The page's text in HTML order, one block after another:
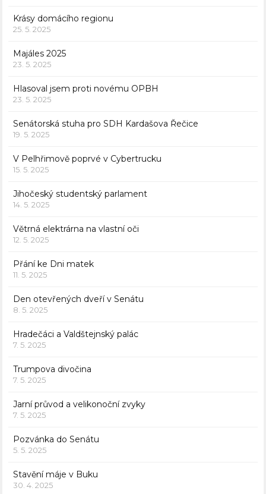
Krásy domácího regionu
25. 5. 2025
Majáles 2025
23. 5. 2025
Hlasoval jsem proti novému OPBH
23. 5. 2025
Senátorská stuha pro SDH Kardašova Řečice
19. 5. 2025
V Pelhřimově poprvé v Cybertrucku
15. 5. 2025
Jihočeský studentský parlament
14. 5. 2025
Větrná elektrárna na vlastní oči
12. 5. 2025
Přání ke Dni matek
11. 5. 2025
Den otevřených dveří v Senátu
8. 5. 2025
Hradečáci a Valdštejnský palác
7. 5. 2025
Trumpova divočina
7. 5. 2025
Jarní průvod a velikonoční zvyky
7. 5. 2025
Pozvánka do Senátu
5. 5. 2025
Stavění máje v Buku
30. 4. 2025